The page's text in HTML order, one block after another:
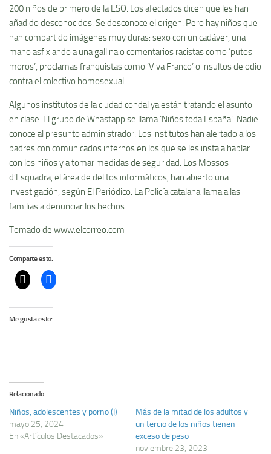
200 niños de primero de la ESO. Los afectados dicen que les han
añadido desconocidos. Se desconoce el origen. Pero hay niños que
han compartido imágenes muy duras: sexo con un cadáver, una
mano asfixiando a una gallina o comentarios racistas como ‘putos
moros’, proclamas franquistas como ‘Viva Franco’ o insultos de odio
contra el colectivo homosexual.
Algunos institutos de la ciudad condal ya están tratando el asunto
en clase. El grupo de Whastapp se llama ‘Niños toda España’. Nadie
conoce al presunto administrador. Los institutos han alertado a los
padres con comunicados internos en los que se les insta a hablar
con los niños y a tomar medidas de seguridad. Los Mossos
d’Esquadra, el área de delitos informáticos, han abierto una
investigación, según El Periódico. La Policía catalana llama a las
familias a denunciar los hechos.
Tomado de www.elcorreo.com
Comparte esto:
Me gusta esto:
Relacionado
Niños, adolescentes y porno (I)
mayo 25, 2024
En «Artículos Destacados»
Más de la mitad de los adultos y
un tercio de los niños tienen
exceso de peso
noviembre 23, 2023